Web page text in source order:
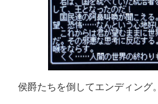
侯爵たちを倒してエンディング。